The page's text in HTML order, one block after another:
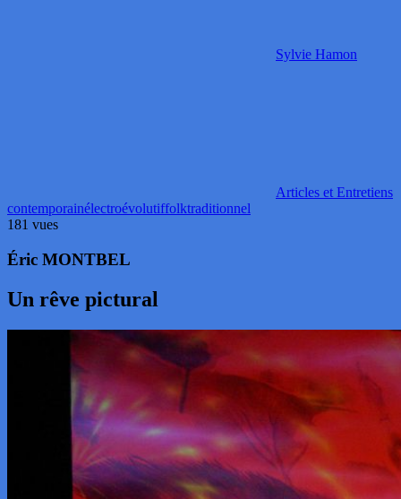
Sylvie Hamon
Articles et Entretiens
contemporainélectroévolutiffolktraditionnel
181 vues
Éric MONTBEL
Un rêve pictural